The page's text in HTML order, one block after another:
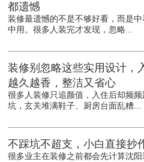
都遗憾
装修最遗憾的不是不够好看，而是中
中用。很多人装完才发现，忽略...
装修别忽略这些实用设计，
越久越香，整洁又省心
很多人装修只追颜值，入住后却频频
坑，玄关堆满鞋子、厨房台面乱糟...
不踩坑不超支，小白直接抄
很多业主在装修之前都会先计算沈阳